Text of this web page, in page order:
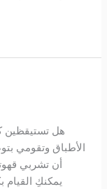
هل تستيقظين
الأطباق وتقومي
أن تشربي
يمكنكِ القيام